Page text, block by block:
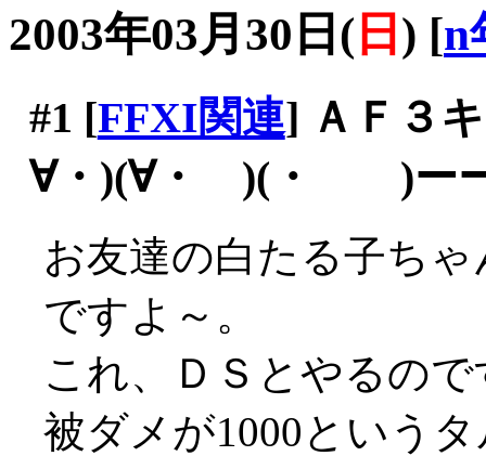
2003年03月30日( 日 ) [n
#1 [FFXI関連] ＡＦ３
∀・)(∀・ )(・ )ーー
お友達の白たる子ち
ですよ～。
これ、ＤＳとやるの
被ダメが1000という